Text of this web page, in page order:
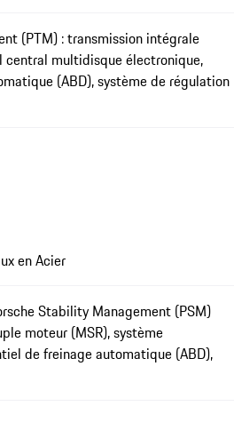
(PTM) : transmission intégrale
multidisque électronique,
(ABD), système de régulation
en Acier
Stability Management (PSM)
moteur (MSR), système
de freinage automatique (ABD),